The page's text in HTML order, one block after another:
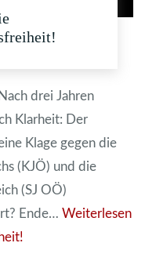
drei Jahren
Klarheit: Der
Klage gegen die
(KJÖ) und die
(SJ OÖ)
Ende… Weiterlesen